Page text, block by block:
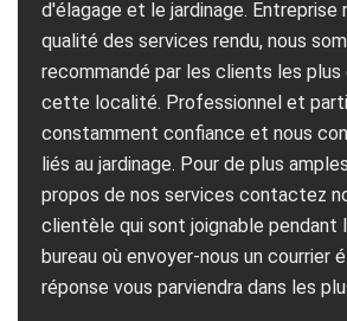
d'élagage et le jardinage. Entreprise
qualité des services rendu, nous
recommandé par les clients les plus
cette localité. Professionnel et
constamment confiance et nous
liés au jardinage. Pour de plus
propos de nos services contactez
clientèle qui sont joignable pendant
bureau où envoyer-nous un courrier
réponse vous parviendra dans les